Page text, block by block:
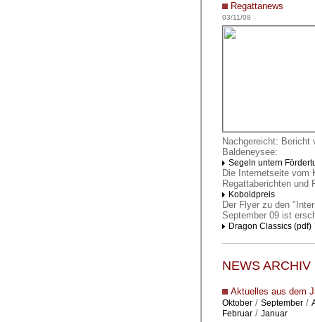
Regattanews
03/11/08
Nachgereicht: Bericht
Baldeneysee:
Segeln untern
Die Internetseite vom
Regattaberichten und
Koboldpreis
Der Flyer zu den
September 09 ist
Dragon Classics (pdf)
NEWS ARCHIV
Aktuelles aus dem
Oktober/ September/
Februar/ Januar